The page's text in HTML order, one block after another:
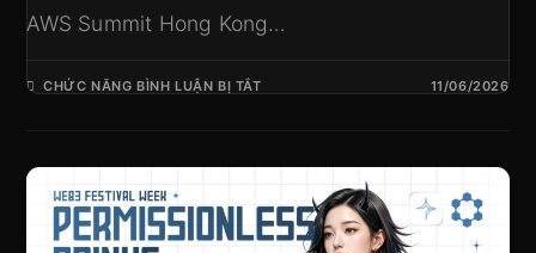
AWS Summit Hong Kong…
CHỨC NĂNG BÌNH LUẬN BỊ TẮT 11/06/2026